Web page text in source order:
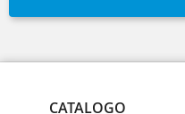
CATALOGO